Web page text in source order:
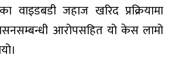
वाइडबडी जहाज खरिद प्रक्रियामा
आरोपसहित यो केस लामो